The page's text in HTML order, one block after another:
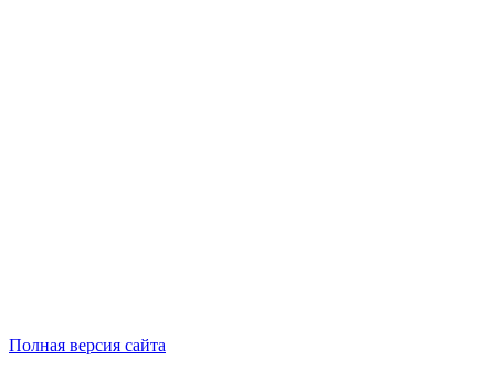
Полная версия сайта